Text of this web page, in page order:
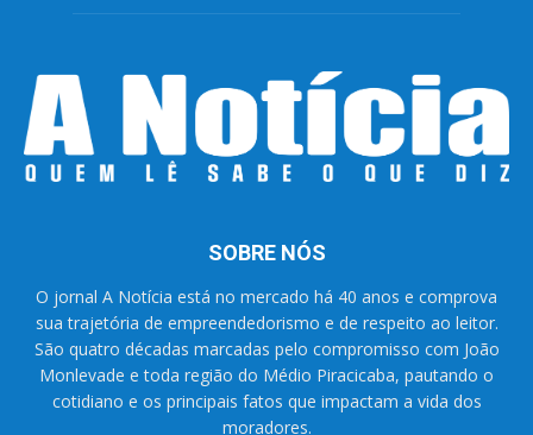
SOBRE NÓS
O jornal A Notícia está no mercado há 40 anos e comprova
sua trajetória de empreendedorismo e de respeito ao leitor.
São quatro décadas marcadas pelo compromisso com João
Monlevade e toda região do Médio Piracicaba, pautando o
cotidiano e os principais fatos que impactam a vida dos
moradores.